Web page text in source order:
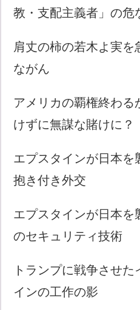
教・支配主義者」の危
肩丈の柿の若木よ実を
ながん
アメリカの覇権終わる
けずに無謀な賭けに？
エプスタインが日本を
抱き付き外交
エプスタインが日本を
のセキュリティ技術
トランプに戦争させ
インの工作の影